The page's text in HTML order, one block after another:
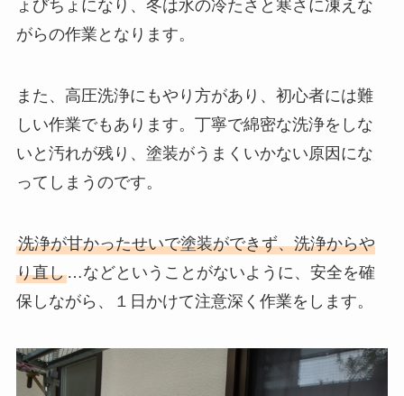
ょびちょになり、冬は水の冷たさと寒さに凍えな
がらの作業となります。
また、高圧洗浄にもやり方があり、初心者には難
しい作業でもあります。丁寧で綿密な洗浄をしな
いと汚れが残り、塗装がうまくいかない原因にな
ってしまうのです。
洗浄が甘かったせいで塗装ができず、洗浄からや
り直し…などということがないように、安全を確
保しながら、１日かけて注意深く作業をします。